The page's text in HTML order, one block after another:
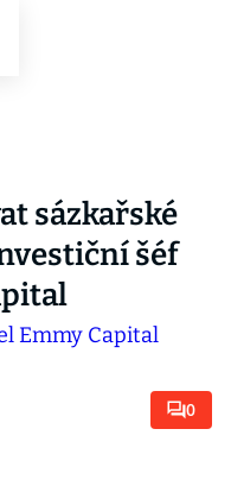
sázkařské
šéf
0